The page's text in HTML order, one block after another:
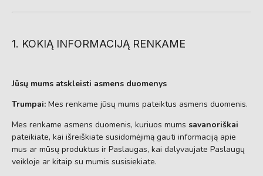
1. KOKIĄ INFORMACIJĄ RENKAME
Jūsų mums atskleisti asmens duomenys
Trumpai: Mes renkame jūsų mums pateiktus asmens duomenis.
Mes renkame asmens duomenis, kuriuos mums savanoriškai
pateikiate, kai išreiškiate susidomėjimą gauti informaciją apie
mus ar mūsų produktus ir Paslaugas, kai dalyvaujate Paslaugų
veikloje ar kitaip su mumis susisiekiate.